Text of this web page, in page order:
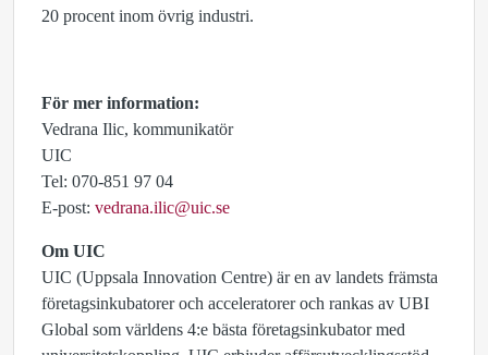
20 procent inom övrig industri.
För mer information:
Vedrana Ilic, kommunikatör
UIC
Tel: 070-851 97 04
E-post: vedrana.ilic@uic.se
Om UIC
UIC (Uppsala Innovation Centre) är en av landets främsta
företagsinkubatorer och acceleratorer och rankas av UBI
Global som världens 4:e bästa företagsinkubator med